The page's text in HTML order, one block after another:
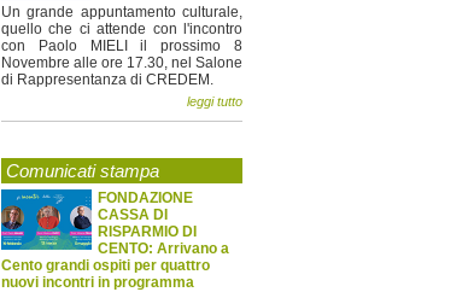
Un grande appuntamento culturale,
quello che ci attende con l'incontro
con Paolo MIELI il prossimo 8
Novembre alle ore 17.30, nel Salone
di Rappresentanza di CREDEM.
leggi tutto
Comunicati stampa
FONDAZIONE
CASSA DI
RISPARMIO DI
CENTO: Arrivano a
Cento grandi ospiti per quattro
nuovi incontri in programma